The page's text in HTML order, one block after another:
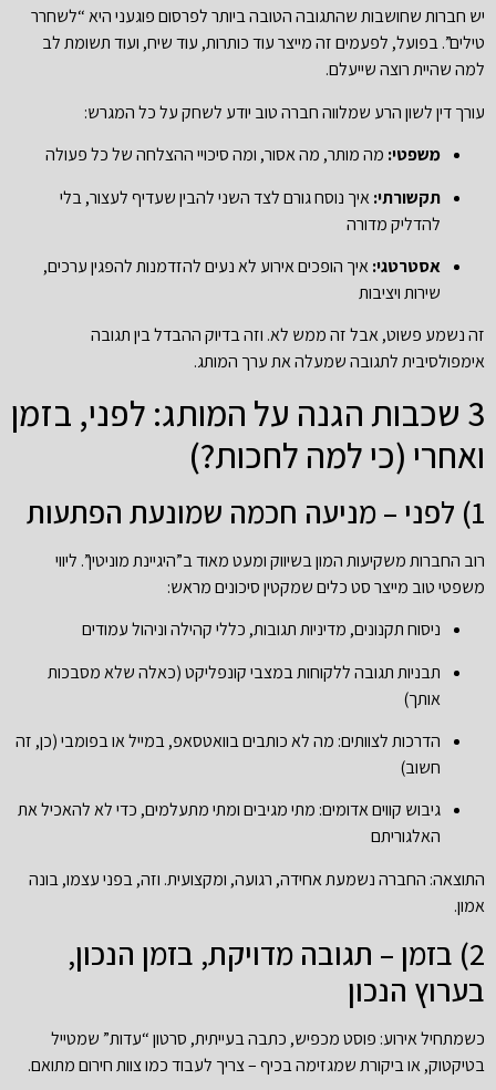
יש חברות שחושבות שהתגובה הטובה ביותר לפרסום פוגעני היא “לשחרר
טילים”. בפועל, לפעמים זה מייצר עוד כותרות, עוד שיח, ועוד תשומת לב
למה שהיית רוצה שייעלם.
עורך דין לשון הרע שמלווה חברה טוב יודע לשחק על כל המגרש:
משפטי: מה מותר, מה אסור, ומה סיכויי ההצלחה של כל פעולה
תקשורתי:איך נוסח גורם לצד השני להבין שעדיף לעצור, בלי
להדליק מדורה
אסטרטגי:איך הופכים אירוע לא נעים להזדמנות להפגין ערכים,
שירות ויציבות
זה נשמע פשוט, אבל זה ממש לא. וזה בדיוק ההבדל בין תגובה
אימפולסיבית לתגובה שמעלה את ערך המותג.
3 שכבות הגנה על המותג: לפני, בזמן
ואחרי (כי למה לחכות?)
1) לפני – מניעה חכמה שמונעת הפתעות
רוב החברות משקיעות המון בשיווק ומעט מאוד ב”היגיינת מוניטין”. ליווי
משפטי טוב מייצר סט כלים שמקטין סיכונים מראש:
ניסוח תקנונים, מדיניות תגובות, כללי קהילה וניהול עמודים
תבניות תגובה ללקוחות במצבי קונפליקט (כאלה שלא מסבכות
אותך)
הדרכות לצוותים: מה לא כותבים בוואטסאפ, במייל או בפומבי (כן, זה
חשוב)
גיבוש קווים אדומים: מתי מגיבים ומתי מתעלמים, כדי לא להאכיל את
האלגוריתם
התוצאה: החברה נשמעת אחידה, רגועה, ומקצועית. וזה, בפני עצמו, בונה
אמון.
2) בזמן – תגובה מדויקת, בזמן הנכון,
בערוץ הנכון
כשמתחיל אירוע: פוסט מכפיש, כתבה בעייתית, סרטון “עדות” שמטייל
בטיקטוק, או ביקורת שמגזימה בכיף – צריך לעבוד כמו צוות חירום מתואם.